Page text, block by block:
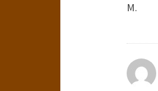
M.